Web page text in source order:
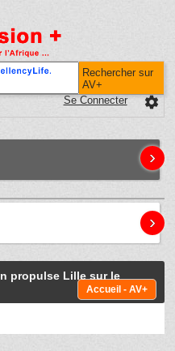
Rechercher sur
AV+
settings
Se Connecter
›
›
propulse Lille sur le
Accueil - AV+